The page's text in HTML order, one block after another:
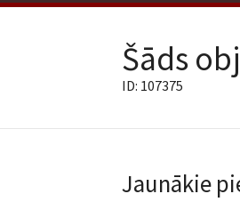
Šāds
ID: 107375
Jaunākie